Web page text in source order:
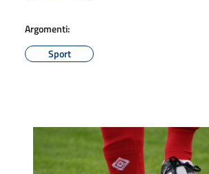
Argomenti:
Sport